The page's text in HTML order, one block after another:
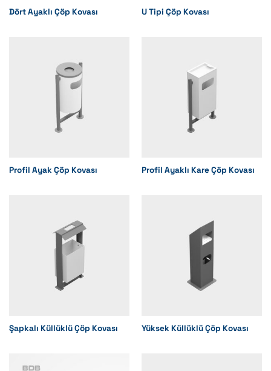
Dört Ayaklı Çöp Kovası U Tipi Çöp Kovası
Profil Ayak Çöp Kovası Profil Ayaklı Kare Çöp Kovası
Şapkalı Küllüklü Çöp Kovası Yüksek Küllüklü Çöp Kovası